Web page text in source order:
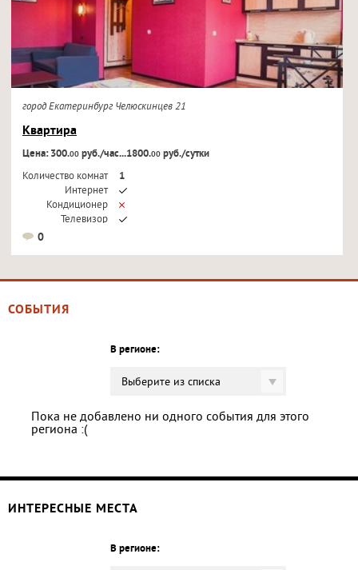
город Екатеринбург Челюскинцев 21
Квартира
Цена: 300.00руб./час...1800.00руб./сутки
Количество комнат
1
Интернет
Кондиционер
Телевизор
0
СОБЫТИЯ
В регионе:
Выберите из списка
Пока не добавлено ни одного события для этого
региона :(
ИНТЕРЕСНЫЕ МЕСТА
В регионе: